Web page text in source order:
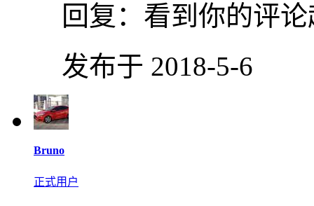
回复： 看到你的评
发布于 2018-5-6
Bruno
正式用户